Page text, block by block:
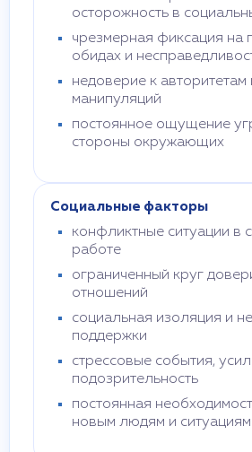
осторожность в
чрезмерная фиксация на
обидах и
недоверие к авторитетам
манипуляций
постоянное ощущение
стороны окружающих
Социальные факторы
конфликтные ситуации в
работе
ограниченный круг
отношений
социальная изоляция и
поддержки
стрессовые события,
подозрительность
постоянная
новым людям и ситуациям